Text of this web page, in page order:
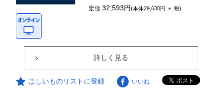
定価32,593円(本体29,630円 ＋ 税)
詳しく見る
ほしいものリストに登録 いいね